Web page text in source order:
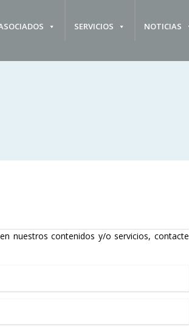
SERVICIOS NOTICIAS
nuestros contenidos y/o servicios, contacte